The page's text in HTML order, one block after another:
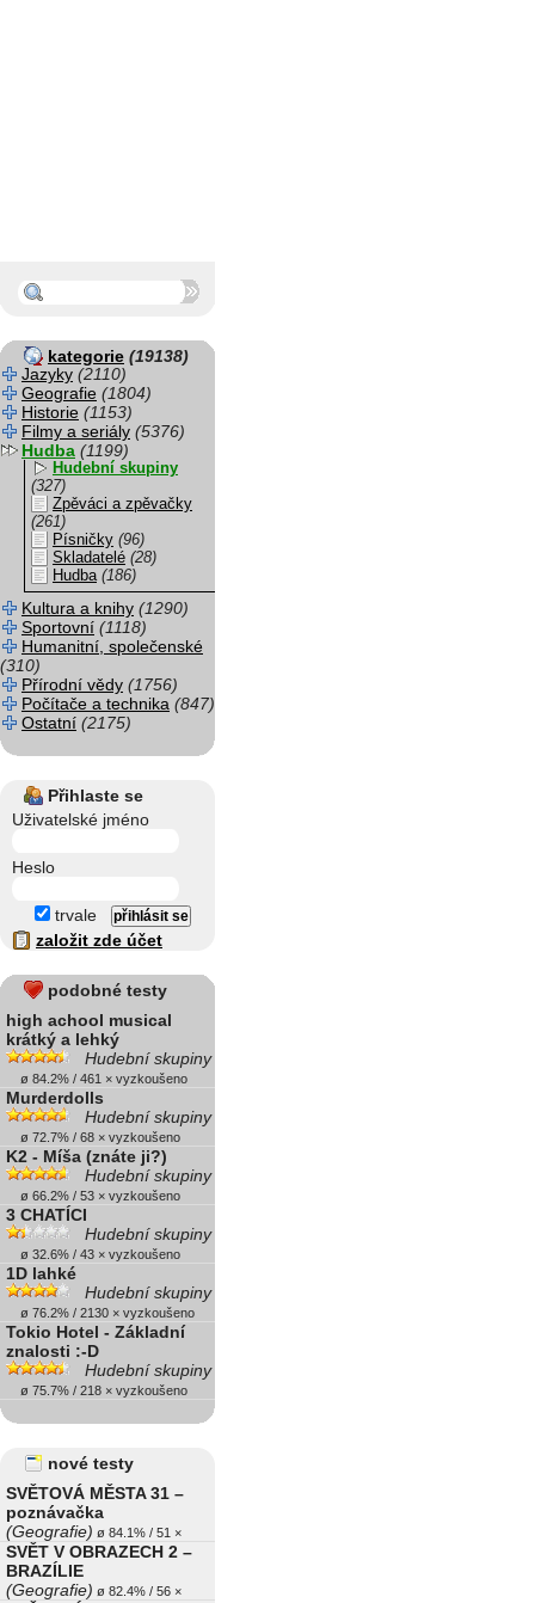
kategorie (19138)
Jazyky (2110)
Geografie (1804)
Historie (1153)
Filmy a seriály (5376)
Hudba (1199)
Hudební skupiny
(327)
Zpěváci a zpěvačky
(261)
Písničky (96)
Skladatelé (28)
Hudba (186)
Kultura a knihy (1290)
Sportovní (1118)
Humanitní, společenské
(310)
Přírodní vědy (1756)
Počítače a technika (847)
Ostatní (2175)
Přihlaste se
Uživatelské jméno
Heslo
trvale
založit zde účet
podobné testy
high achool musical
krátký a lehký
Hudební skupiny
ø 84.2% / 461 × vyzkoušeno
Murderdolls
Hudební skupiny
ø 72.7% / 68 × vyzkoušeno
K2 - Míša (znáte ji?)
Hudební skupiny
ø 66.2% / 53 × vyzkoušeno
3 CHATÍCI
Hudební skupiny
ø 32.6% / 43 × vyzkoušeno
1D lahké
Hudební skupiny
ø 76.2% / 2130 × vyzkoušeno
Tokio Hotel - Základní
znalosti :-D
Hudební skupiny
ø 75.7% / 218 × vyzkoušeno
nové testy
SVĚTOVÁ MĚSTA 31 –
poznávačka
(Geografie) ø 84.1% / 51 ×
SVĚT V OBRAZECH 2 –
BRAZÍLIE
(Geografie) ø 82.4% / 56 ×